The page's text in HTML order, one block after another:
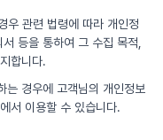
우 관련 법령에 따라 개인정
등을 통하여 그 수집 목적,
합니다.
는 경우에 고객님의 개인정보
서 이용할 수 있습니다.